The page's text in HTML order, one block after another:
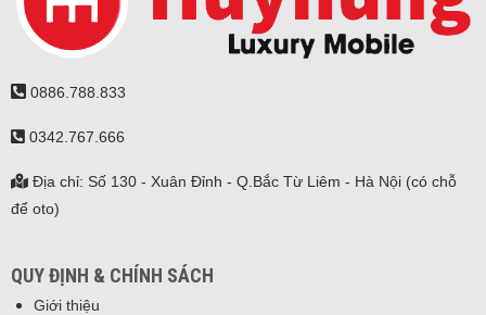
0886.788.833
0342.767.666
Địa chỉ: Số 130 - Xuân Đỉnh - Q.Bắc Từ Liêm - Hà Nội (có chỗ
để oto)
QUY ĐỊNH & CHÍNH SÁCH
Giới thiệu